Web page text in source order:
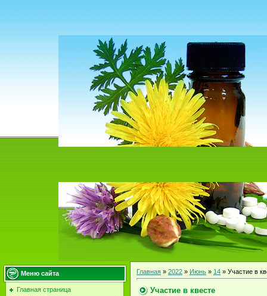
Меню сайта
Главная страница
Главная » 2022 » Июнь » 14 » Участие в
Участие в квесте